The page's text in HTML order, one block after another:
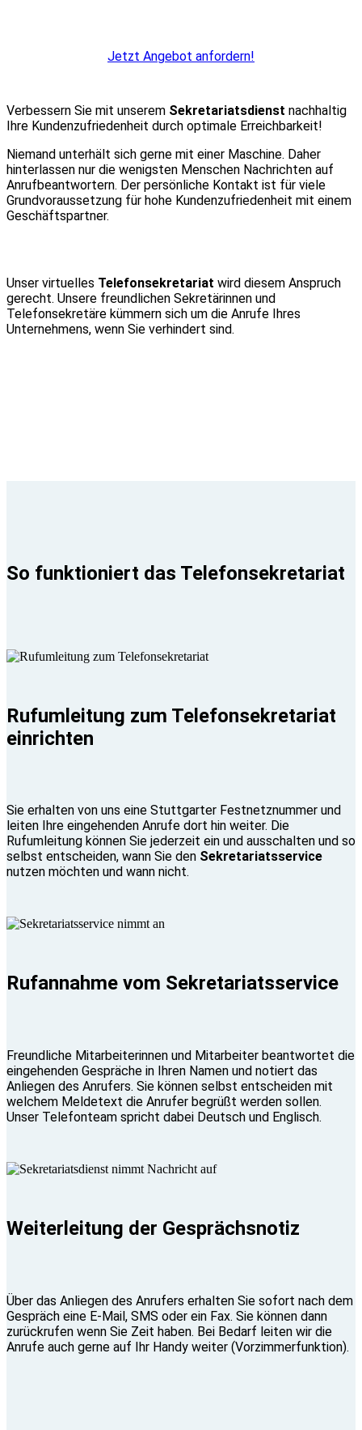
Jetzt Angebot anfordern!
Verbessern Sie mit unserem Sekretariatsdienst nachhaltig
Ihre Kundenzufriedenheit durch optimale Erreichbarkeit!
Niemand unterhält sich gerne mit einer Maschine. Daher
hinterlassen nur die wenigsten Menschen Nachrichten auf
Anrufbeantwortern. Der persönliche Kontakt ist für viele
Grundvoraussetzung für hohe Kundenzufriedenheit mit einem
Geschäftspartner.
Unser virtuelles Telefonsekretariat wird diesem Anspruch
gerecht. Unsere freundlichen Sekretärinnen und
Telefonsekretäre kümmern sich um die Anrufe Ihres
Unternehmens, wenn Sie verhindert sind.
So funktioniert das Telefonsekretariat
Rufumleitung zum Telefonsekretariat
einrichten
Sie erhalten von uns eine Stuttgarter Festnetznummer und
leiten Ihre eingehenden Anrufe dort hin weiter. Die
Rufumleitung können Sie jederzeit ein und ausschalten und so
selbst entscheiden, wann Sie den Sekretariatsservice
nutzen möchten und wann nicht.
Rufannahme vom Sekretariatsservice
Freundliche Mitarbeiterinnen und Mitarbeiter beantwortet die
eingehenden Gespräche in Ihren Namen und notiert das
Anliegen des Anrufers. Sie können selbst entscheiden mit
welchem Meldetext die Anrufer begrüßt werden sollen.
Unser Telefonteam spricht dabei Deutsch und Englisch.
Weiterleitung der Gesprächsnotiz
Über das Anliegen des Anrufers erhalten Sie sofort nach dem
Gespräch eine E-Mail, SMS oder ein Fax. Sie können dann
zurückrufen wenn Sie Zeit haben. Bei Bedarf leiten wir die
Anrufe auch gerne auf Ihr Handy weiter (Vorzimmerfunktion).